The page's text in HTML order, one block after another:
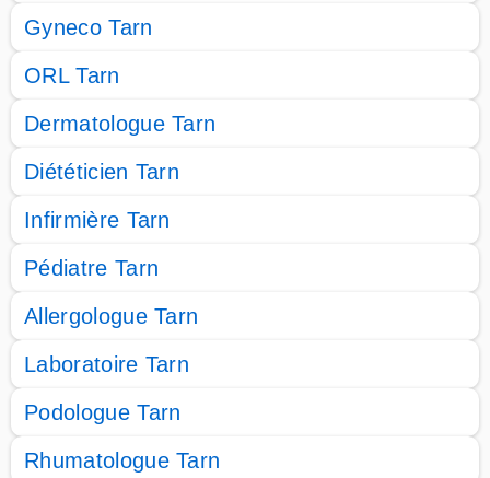
Gyneco Tarn
ORL Tarn
Dermatologue Tarn
Diététicien Tarn
Infirmière Tarn
Pédiatre Tarn
Allergologue Tarn
Laboratoire Tarn
Podologue Tarn
Rhumatologue Tarn